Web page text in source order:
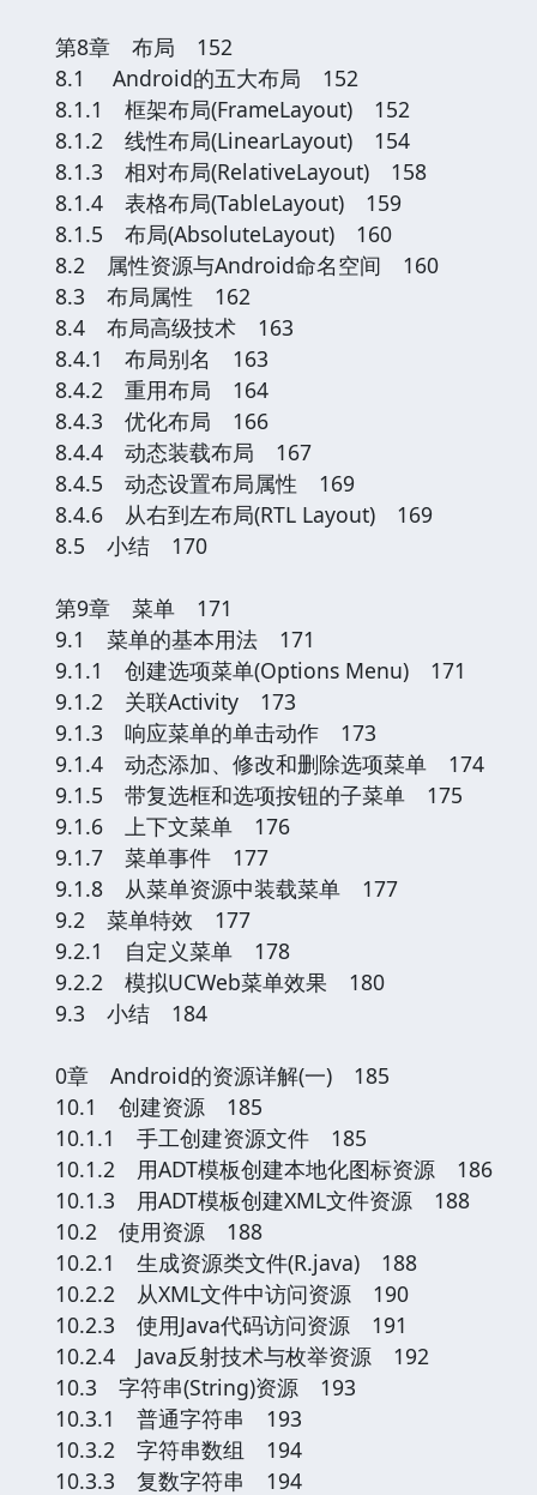
第8章 布局 152
8.1 Android的五大布局 152
8.1.1 框架布局(FrameLayout) 152
8.1.2 线性布局(LinearLayout) 154
8.1.3 相对布局(RelativeLayout) 158
8.1.4 表格布局(TableLayout) 159
8.1.5 布局(AbsoluteLayout) 160
8.2 属性资源与Android命名空间 160
8.3 布局属性 162
8.4 布局高级技术 163
8.4.1 布局别名 163
8.4.2 重用布局 164
8.4.3 优化布局 166
8.4.4 动态装载布局 167
8.4.5 动态设置布局属性 169
8.4.6 从右到左布局(RTL Layout) 169
8.5 小结 170
第9章 菜单 171
9.1 菜单的基本用法 171
9.1.1 创建选项菜单(Options Menu) 171
9.1.2 关联Activity 173
9.1.3 响应菜单的单击动作 173
9.1.4 动态添加、修改和删除选项菜单 174
9.1.5 带复选框和选项按钮的子菜单 175
9.1.6 上下文菜单 176
9.1.7 菜单事件 177
9.1.8 从菜单资源中装载菜单 177
9.2 菜单特效 177
9.2.1 自定义菜单 178
9.2.2 模拟UCWeb菜单效果 180
9.3 小结 184
0章 Android的资源详解(一) 185
10.1 创建资源 185
10.1.1 手工创建资源文件 185
10.1.2 用ADT模板创建本地化图标资源 186
10.1.3 用ADT模板创建XML文件资源 188
10.2 使用资源 188
10.2.1 生成资源类文件(R.java) 188
10.2.2 从XML文件中访问资源 190
10.2.3 使用Java代码访问资源 191
10.2.4 Java反射技术与枚举资源 192
10.3 字符串(String)资源 193
10.3.1 普通字符串 193
10.3.2 字符串数组 194
10.3.3 复数字符串 194